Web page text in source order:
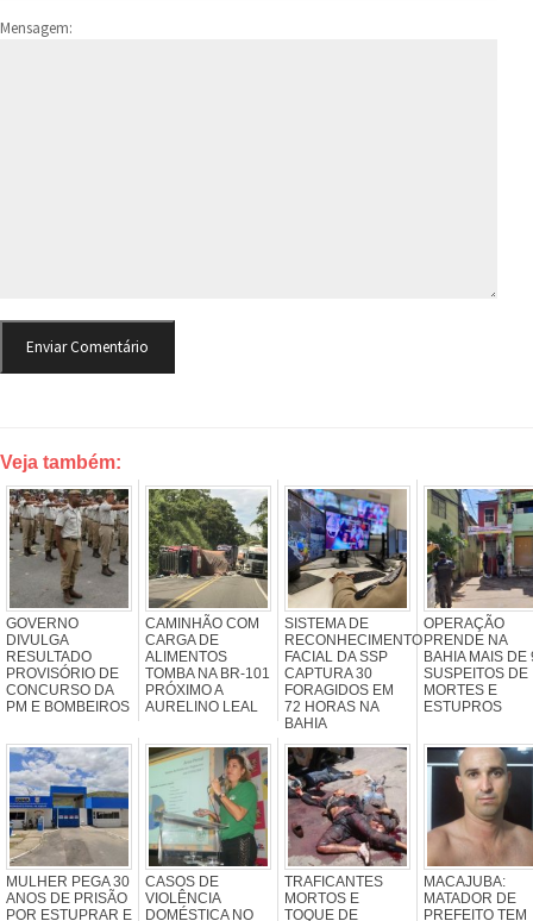
Mensagem:
Veja também:
GOVERNO
DIVULGA
RESULTADO
PROVISÓRIO DE
CONCURSO DA
PM E BOMBEIROS
CAMINHÃO COM
CARGA DE
ALIMENTOS
TOMBA NA BR-101
PRÓXIMO A
AURELINO LEAL
SISTEMA DE
RECONHECIMENTO
FACIAL DA SSP
CAPTURA 30
FORAGIDOS EM
72 HORAS NA
BAHIA
OPERAÇÃO
PRENDE NA
BAHIA MAIS DE
SUSPEITOS DE
MORTES E
ESTUPROS
MULHER PEGA 30
ANOS DE PRISÃO
POR ESTUPRAR E
CASOS DE
VIOLÊNCIA
DOMÉSTICA NO
TRAFICANTES
MORTOS E
TOQUE DE
MACAJUBA:
MATADOR DE
PREFEITO TEM